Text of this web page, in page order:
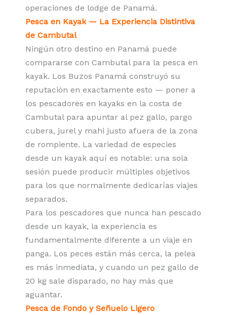
operaciones de lodge de Panamá.
Pesca en Kayak — La Experiencia Distintiva
de Cambutal
Ningún otro destino en Panamá puede
compararse con Cambutal para la pesca en
kayak. Los Buzos Panamá construyó su
reputación en exactamente esto — poner a
los pescadores en kayaks en la costa de
Cambutal para apuntar al pez gallo, pargo
cubera, jurel y mahi justo afuera de la zona
de rompiente. La variedad de especies
desde un kayak aquí es notable: una sola
sesión puede producir múltiples objetivos
para los que normalmente dedicarías viajes
separados.
Para los pescadores que nunca han pescado
desde un kayak, la experiencia es
fundamentalmente diferente a un viaje en
panga. Los peces están más cerca, la pelea
es más inmediata, y cuando un pez gallo de
20 kg sale disparado, no hay más que
aguantar.
Pesca de Fondo y Señuelo Ligero